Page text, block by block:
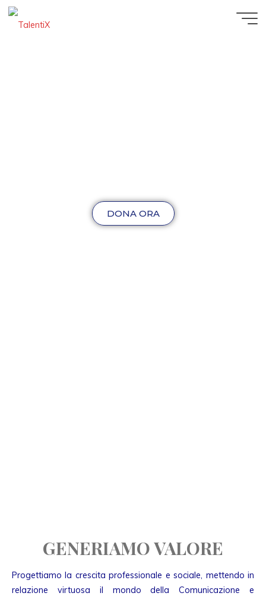
DONA ORA
GENERIAMO VALORE
Progettiamo la crescita professionale e sociale, mettendo in
relazione virtuosa il mondo della Comunicazione e